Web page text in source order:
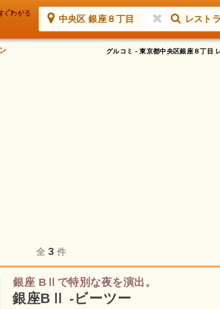
中央区 銀座８丁目 レスト
グルコミ - 東京都中央区銀座８丁目
全3 件
銀座 BⅡで特別な夜を演出。
銀座BⅡ -ビーツー